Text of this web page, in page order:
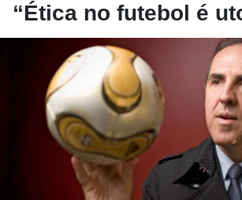
“Ética no futebol é